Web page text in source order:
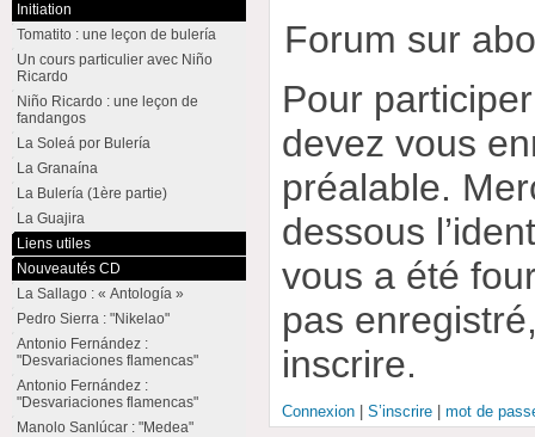
Forum sur
Pour
devez vous
préalable.
dessous
vous a été
pas
inscrire.
Connexion |S’inscrire |mot de
Initiation
Tomatito : une leçon de bulería
Un cours particulier avec Niño
Ricardo
Niño Ricardo : une leçon de
fandangos
La Soleá por Bulería
La Granaína
La Bulería (1ère partie)
La Guajira
Liens utiles
Nouveautés CD
La Sallago : « Antología »
Pedro Sierra : "Nikelao"
Antonio Fernández :
"Desvariaciones flamencas"
Antonio Fernández :
"Desvariaciones flamencas"
Manolo Sanlúcar : "Medea"